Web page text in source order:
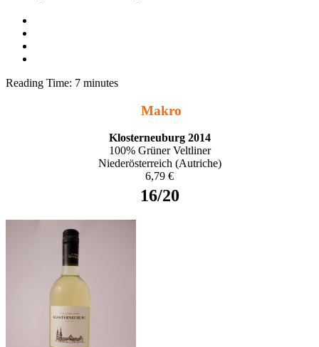
Reading Time: 7 minutes
Makro
Klosterneuburg 2014
100% Grüner Veltliner
Niederösterreich (Autriche)
6,79 €
16/20